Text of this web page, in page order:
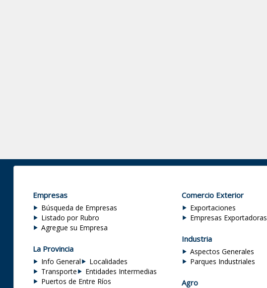
Empresas
Búsqueda de Empresas
Listado por Rubro
Agregue su Empresa
La Provincia
Info General
Localidades
Transporte
Entidades Intermedias
Puertos de Entre Ríos
Comercio Exterior
Exportaciones
Empresas Exportadoras
Industria
Aspectos Generales
Parques Industriales
Agro